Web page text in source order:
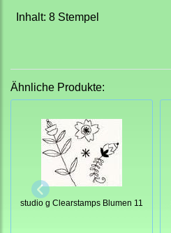
Inhalt: 8 Stempel
Ähnliche Produkte:
studio g Clearstamps Blumen 11